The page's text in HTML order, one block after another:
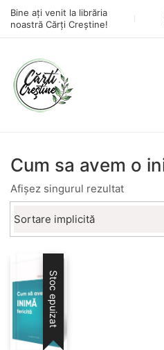
Bine ați venit la librăria
noastră Cărți Creștine!
Cum sa avem o
Afișez singurul rezultat
Sortare implicită
Stoc epuizat